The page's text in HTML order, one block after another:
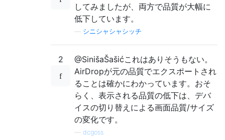
してみましたが、両方で品質が大幅に
低下しています。
シニシャシャシッチ
2
@SinišaŠašićこれはありそうもない。
AirDropが元の品質でエクスポートされ
ることは確かにわかっています。おそ
らく、表示される品質の低下は、デバ
イスの切り替えによる画面品質/サイズ
の変化です。
dcgoss